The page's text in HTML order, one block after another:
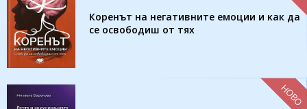
Коренът на негативните емоции и как да
се освободиш от тях
НОВО